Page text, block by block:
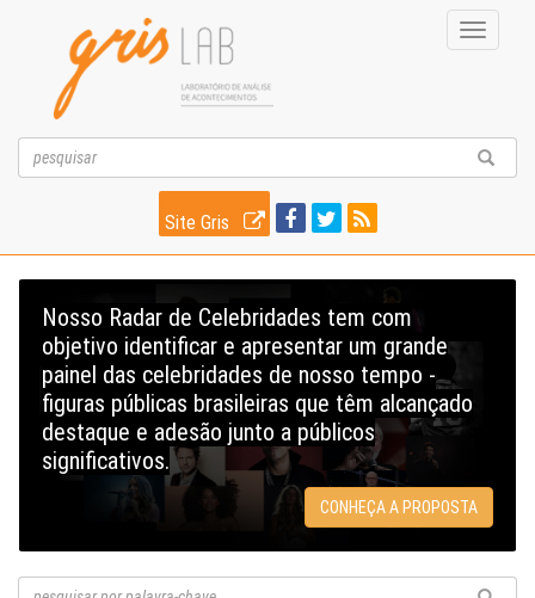
Toggle
Site Gris
Nosso Radar de Celebridades tem com
objetivo identificar e apresentar um grande
painel das celebridades de nosso tempo -
figuras públicas brasileiras que têm alcançado
destaque e adesão junto a públicos
significativos.
CONHEÇA A PROPOSTA